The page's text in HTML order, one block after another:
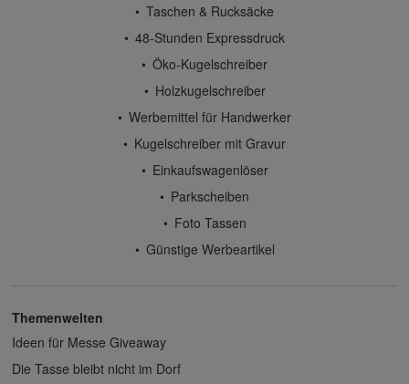
Taschen & Rucksäcke
48-Stunden Expressdruck
Öko-Kugelschreiber
Holzkugelschreiber
Werbemittel für Handwerker
Kugelschreiber mit Gravur
Einkaufswagenlöser
Parkscheiben
Foto Tassen
Günstige Werbeartikel
Themenwelten
Ideen für Messe Giveaway
Die Tasse bleibt nicht im Dorf